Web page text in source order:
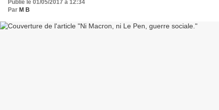
Publié le 01/05/2017 à 12:34
Par M B